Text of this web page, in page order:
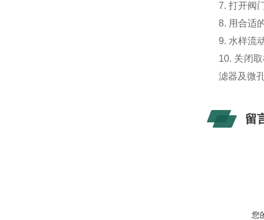
7. 打开阀
8. 用合适
9. 水样流
10. 关闭
滤器及微
留
您